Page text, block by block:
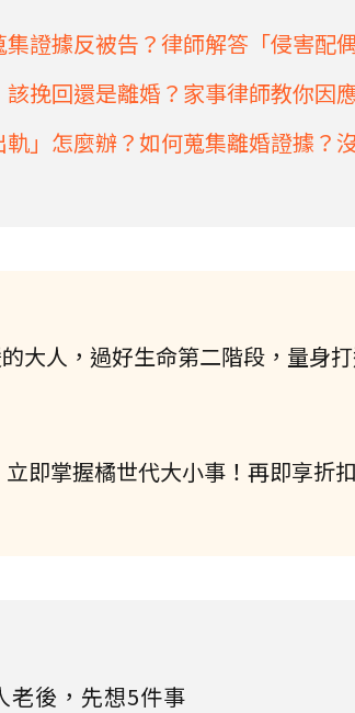
證據反被告？律師解答「侵害配
該挽回還是離婚？家事律師教你因
」怎麼辦？如何蒐集離婚證據？
大人，過好生命第二階段，量身
即掌握橘世代大小事！再即享折
老後，先想5件事